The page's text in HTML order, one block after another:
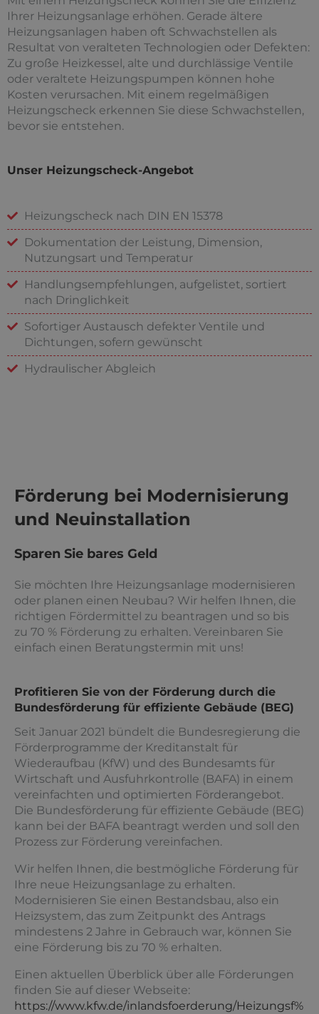
Ihrer Heizungsanlage erhöhen. Gerade ältere
Heizungsanlagen haben oft Schwachstellen als
Resultat von veralteten Technologien oder Defekten:
Zu große Heizkessel, alte und durchlässige Ventile
oder veraltete Heizungspumpen können hohe
Kosten verursachen. Mit einem regelmäßigen
Heizungscheck erkennen Sie diese Schwachstellen,
bevor sie entstehen.
Unser Heizungscheck-Angebot
Heizungscheck nach DIN EN 15378
Dokumentation der Leistung, Dimension,
Nutzungsart und Temperatur
Handlungsempfehlungen, aufgelistet, sortiert
nach Dringlichkeit
Sofortiger Austausch defekter Ventile und
Dichtungen, sofern gewünscht
Hydraulischer Abgleich
Förderung bei Modernisierung
und Neuinstallation
Sparen Sie bares Geld
Sie möchten Ihre Heizungsanlage modernisieren
oder planen einen Neubau? Wir helfen Ihnen, die
richtigen Fördermittel zu beantragen und so bis
zu 70 % Förderung zu erhalten. Vereinbaren Sie
einfach einen Beratungstermin mit uns!
Profitieren Sie von der Förderung durch die
Bundesförderung für effiziente Gebäude (BEG)
Seit Januar 2021 bündelt die Bundesregierung die
Förderprogramme der Kreditanstalt für
Wiederaufbau (KfW) und des Bundesamts für
Wirtschaft und Ausfuhrkontrolle (BAFA) in einem
vereinfachten und optimierten Förderangebot.
Die Bundesförderung für effiziente Gebäude (BEG)
kann bei der BAFA beantragt werden und soll den
Prozess zur Förderung vereinfachen.
Wir helfen Ihnen, die bestmögliche Förderung für
Ihre neue Heizungsanlage zu erhalten.
Modernisieren Sie einen Bestandsbau, also ein
Heizsystem, das zum Zeitpunkt des Antrags
mindestens 2 Jahre in Gebrauch war, können Sie
eine Förderung bis zu 70 % erhalten.
Einen aktuellen Überblick über alle Förderungen
finden Sie auf dieser Webseite:
https://www.kfw.de/inlandsfoerderung/Heizungsf%